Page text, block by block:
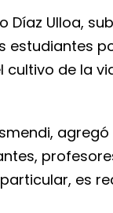
Ulloa,
de la
es